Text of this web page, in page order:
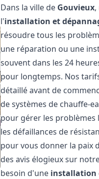
Dans la ville de Gouvieux
l'installation et
résoudre tous les
une réparation ou une
souvent dans les 24
pour longtemps. Nos
détaillé avant de
de systèmes de chauffe-
pour gérer les problèmes
les défaillances de
pour vous donner la paix
des avis élogieux sur
besoin d'une installation